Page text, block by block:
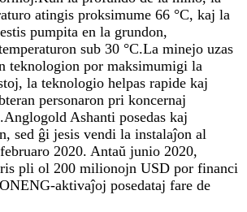
atingis proksimume 66 °C, kaj la
pumpita en la grundon,
sub 30 °C.La minejo uzas
teknologion por maksimumigi la
la teknologio helpas rapide kaj
personaron pri koncernaj
Ashanti posedas kaj
sed ĝi jesis vendi la instalaĵon al
2020. Antaŭ junio 2020,
pli ol 200 milionojn USD por financi
aktivaĵoj posedataj fare de